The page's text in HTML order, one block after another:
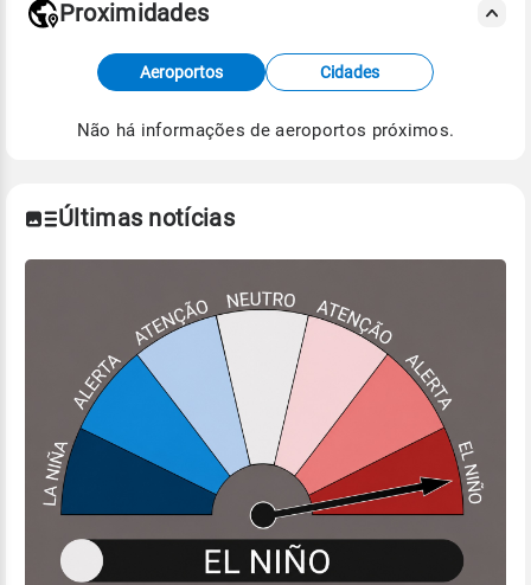
Fonte: dados combinados de estações
meteorológicas e satélite do Centro de Previsão
de Tempo e Estudos Climáticos (CPTEC).
Proximidades
Aeroportos Cidades
Não há informações de aeroportos próximos.
Últimas notícias